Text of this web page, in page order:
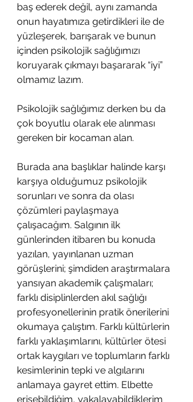
baş ederek değil, aynı zamanda
onun hayatımıza getirdikleri ile de
yüzleşerek, barışarak ve bunun
içinden psikolojik sağlığımızı
koruyarak çıkmayı başararak “iyi”
olmamız lazım.
Psikolojik sağlığımız derken bu da
çok boyutlu olarak ele alınması
gereken bir kocaman alan.
Burada ana başlıklar halinde karşı
karşıya olduğumuz psikolojik
sorunları ve sonra da olası
çözümleri paylaşmaya
çalışacağım. Salgının ilk
günlerinden itibaren bu konuda
yazılan, yayınlanan uzman
görüşlerini; şimdiden araştırmalara
yansıyan akademik çalışmaları;
farklı disiplinlerden akıl sağlığı
profesyonellerinin pratik önerilerini
okumaya çalıştım. Farklı kültürlerin
farklı yaklaşımlarını, kültürler ötesi
ortak kaygıları ve toplumların farklı
kesimlerinin tepki ve algılarını
anlamaya gayret ettim. Elbette
erişebildiğim, yakalayabildiklerim